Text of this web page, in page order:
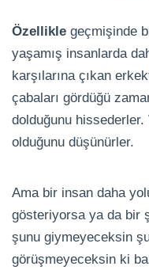
Özellikle geçmişinde
yaşamış insanlarda
karşılarına çıkan
çabaları gördüğü
dolduğunu hissederler.
olduğunu düşünürler.
Ama bir insan daha
gösteriyorsa ya da bir
şunu giymeyeceksin
görüşmeyeceksin ki